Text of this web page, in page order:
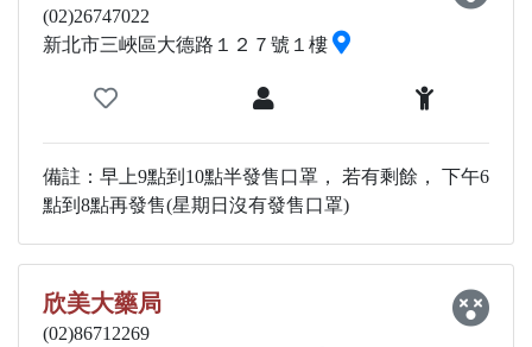
(02)26747022
新北市三峽區大德路１２７號１樓
備註：早上9點到10點半發售口罩， 若有剩餘， 下午6
點到8點再發售(星期日沒有發售口罩)
欣美大藥局
(02)86712269